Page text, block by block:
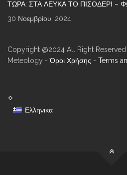
ΤΏΡΑ: ΣΤΑ ΛΕΥΚΆ ΤΟ ΠΙΣΟΔΈΡΙ –
30 Νοεμβρίου, 2024
Copyright @2024 All Right
Meteology -Όροι Χρήσης - Terms
Ελληνικα